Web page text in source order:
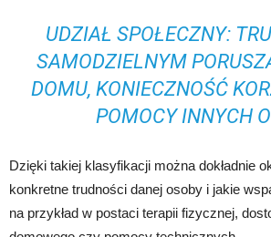
UDZIAŁ SPOŁECZNY:
SAMODZIELNYM
DOMU, KONIECZNOŚĆ
POMOCY INNYCH
Dzięki takiej klasyfikacji można dokładnie
konkretne trudności danej osoby i jakie
na przykład w postaci terapii fizycznej,